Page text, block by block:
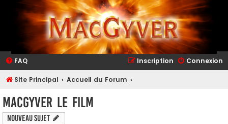
FAQ Connexion
Inscription
Site Principal Accueil du Forum
MacGyver le Film
Nouveau sujet